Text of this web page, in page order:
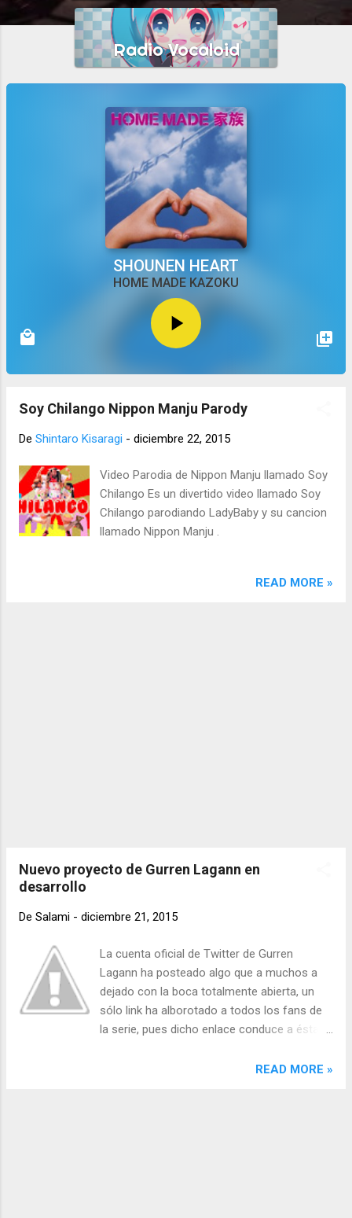
a
d
SHOUNEN HEART
HOME MADE KAZOKU
Soy Chilango Nippon Manju Parody
De Shintaro Kisaragi - diciembre 22, 2015
Video Parodia de Nippon Manju llamado Soy
Chilango Es un divertido video llamado Soy
Chilango parodiando LadyBaby y su cancion
llamado Nippon Manju .
READ MORE »
Nuevo proyecto de Gurren Lagann en
desarrollo
De Salami - diciembre 21, 2015
La cuenta oficial de Twitter de Gurren
Lagann ha posteado algo que a muchos a
dejado con la boca totalmente abierta, un
sólo link ha alborotado a todos los fans de
la serie, pues dicho enlace conduce a ésta
una inesperada frase "coming soon..." es
READ MORE »